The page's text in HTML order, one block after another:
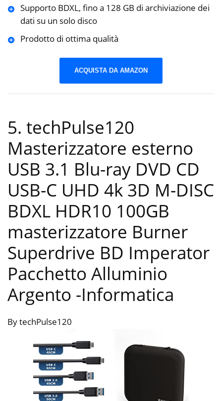
Supporto BDXL, fino a 128 GB di archiviazione dei
dati su un solo disco
Prodotto di ottima qualità
ACQUISTA DA AMAZON
5. techPulse120
Masterizzatore esterno
USB 3.1 Blu-ray DVD CD
USB-C UHD 4k 3D M-DISC
BDXL HDR10 100GB
masterizzatore Burner
Superdrive BD Imperator
Pacchetto Alluminio
Argento -Informatica
By techPulse120